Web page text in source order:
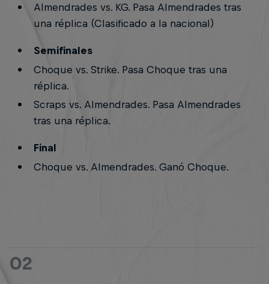
Almendrades vs. KG. Pasa Almendrades tras
una réplica (Clasificado a la nacional)
Semifinales
Choque vs. Strike. Pasa Choque tras una
réplica.
Scraps vs. Almendrades. Pasa Almendrades
tras una réplica.
Final
Choque vs. Almendrades. Ganó Choque.
02